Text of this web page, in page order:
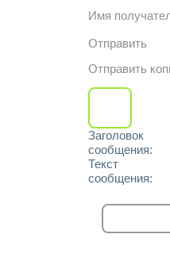
Имя
Отправить
Отправить
Заголовок
сообщения:
Текст
сообщения: